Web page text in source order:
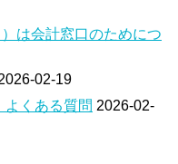
は会計窓口のためにつ
02-19
くある質問 2026-02-